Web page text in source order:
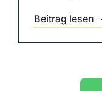
Beitrag lesen